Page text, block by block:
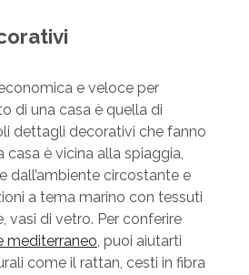
e veloce per
di una casa è quella di
dettagli decorativi che fanno
casa è vicina alla spiaggia,
dall’ambiente circostante e
a tema marino con tessuti
vasi di vetro. Per conferire
mediterraneo, puoi aiutarti
come il rattan, cesti in fibra